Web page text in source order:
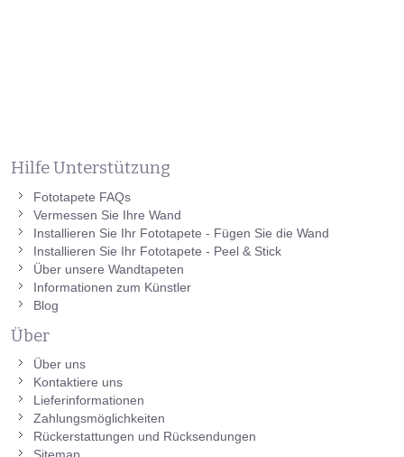
Hilfe Unterstützung
Fototapete FAQs
Vermessen Sie Ihre Wand
Installieren Sie Ihr Fototapete - Fügen Sie die Wand
Installieren Sie Ihr Fototapete - Peel & Stick
Über unsere Wandtapeten
Informationen zum Künstler
Blog
Über
Über uns
Kontaktiere uns
Lieferinformationen
Zahlungsmöglichkeiten
Rückerstattungen und Rücksendungen